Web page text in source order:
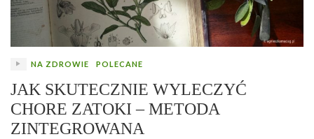
NA ZDROWIE POLECANE
JAK SKUTECZNIE WYLECZYĆ
CHORE ZATOKI – METODA
ZINTEGROWANA